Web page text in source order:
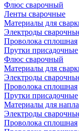
Флюс сварочный
Ленты сварочные
Материалы для
Электроды
Проволока сплошная
Прутки присадочные
Флюс сварочный
Материалы для
Электроды
Проволока сплошная
Прутки присадочные
Материалы для
Электроды
Проволока сплошная